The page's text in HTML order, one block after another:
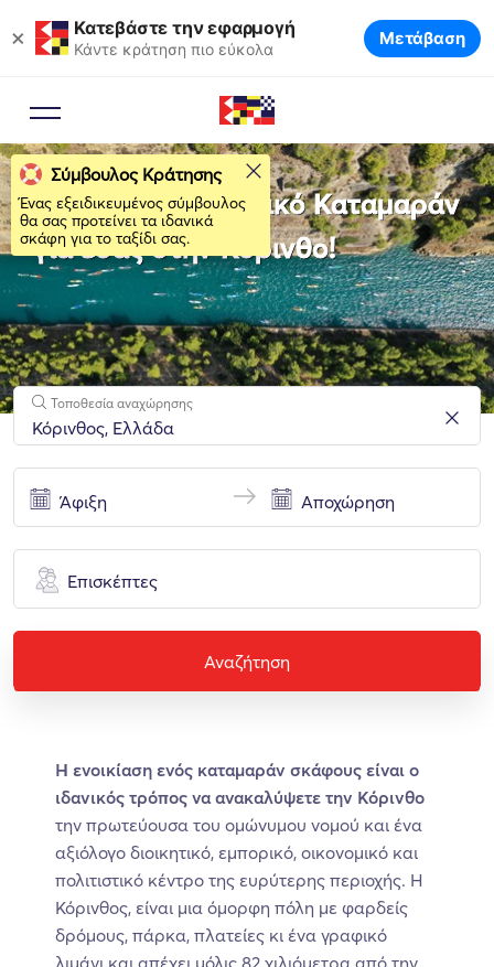
× Κατεβάστε την εφαρμογή
Κάντε κράτηση πιο εύκολα Μετάβαση
Νοικιάστε το ιδανικό Καταμαράν
για εσάς στην Κόρινθο!
Τοποθεσία αναχώρησης
Επισκέπτες
Αναζήτηση
Η ενοικίαση ενός καταμαράν σκάφους είναι ο
ιδανικός τρόπος να ανακαλύψετε την Κόρινθο
την πρωτεύουσα του ομώνυμου νομού και ένα
αξιόλογο διοικητικό, εμπορικό, οικονομικό και
πολιτιστικό κέντρο της ευρύτερης περιοχής. Η
Κόρινθος, είναι μια όμορφη πόλη με φαρδείς
δρόμους, πάρκα, πλατείες κι ένα γραφικό
λιμάνι και απέχει μόλις 82 χιλιόμετρα από την
Σύμβουλος Κράτησης
Ένας εξειδικευμένος σύμβουλος
θα σας προτείνει τα ιδανικά
σκάφη για το ταξίδι σας.